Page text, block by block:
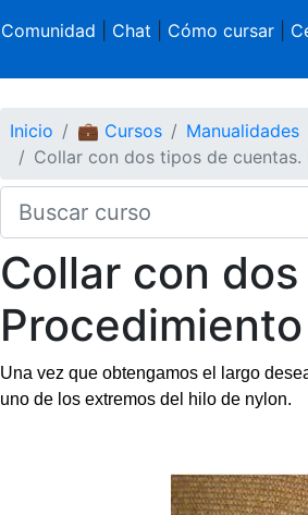
Comunidad Chat Cómo cursar|
Inicio 💼 Cursos Manualidades
Collar con dos tipos de cuentas.
Collar con
Procedimiento
Una vez que obtengamos el largo
uno de los extremos del hilo de nylon.